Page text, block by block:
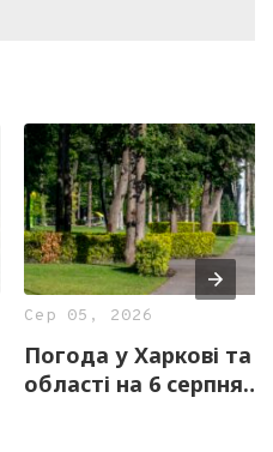
Сер 05, 2026
Погода у Харкові та
області на 6 серпня